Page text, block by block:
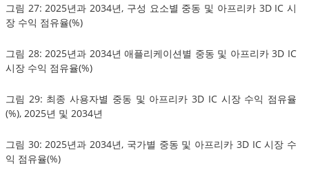
그림 27: 2025년과 2034년, 구성 요소별 중동 및 아프리카 3D IC 시
장 수익 점유율(%)
그림 28: 2025년과 2034년 애플리케이션별 중동 및 아프리카 3D IC
시장 수익 점유율(%)
그림 29: 최종 사용자별 중동 및 아프리카 3D IC 시장 수익 점유율
(%), 2025년 및 2034년
그림 30: 2025년과 2034년, 국가별 중동 및 아프리카 3D IC 시장 수
익 점유율(%)